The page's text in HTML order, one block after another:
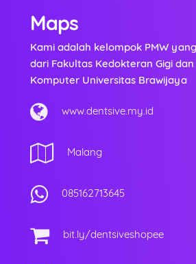
Maps
Kami adalah kelompok PMW
dari Fakultas Kedokteran Gigi
Komputer Universitas Brawijaya
www.dentsive.my.id
Malang
085162713645
bit.ly/dentsiveshopee